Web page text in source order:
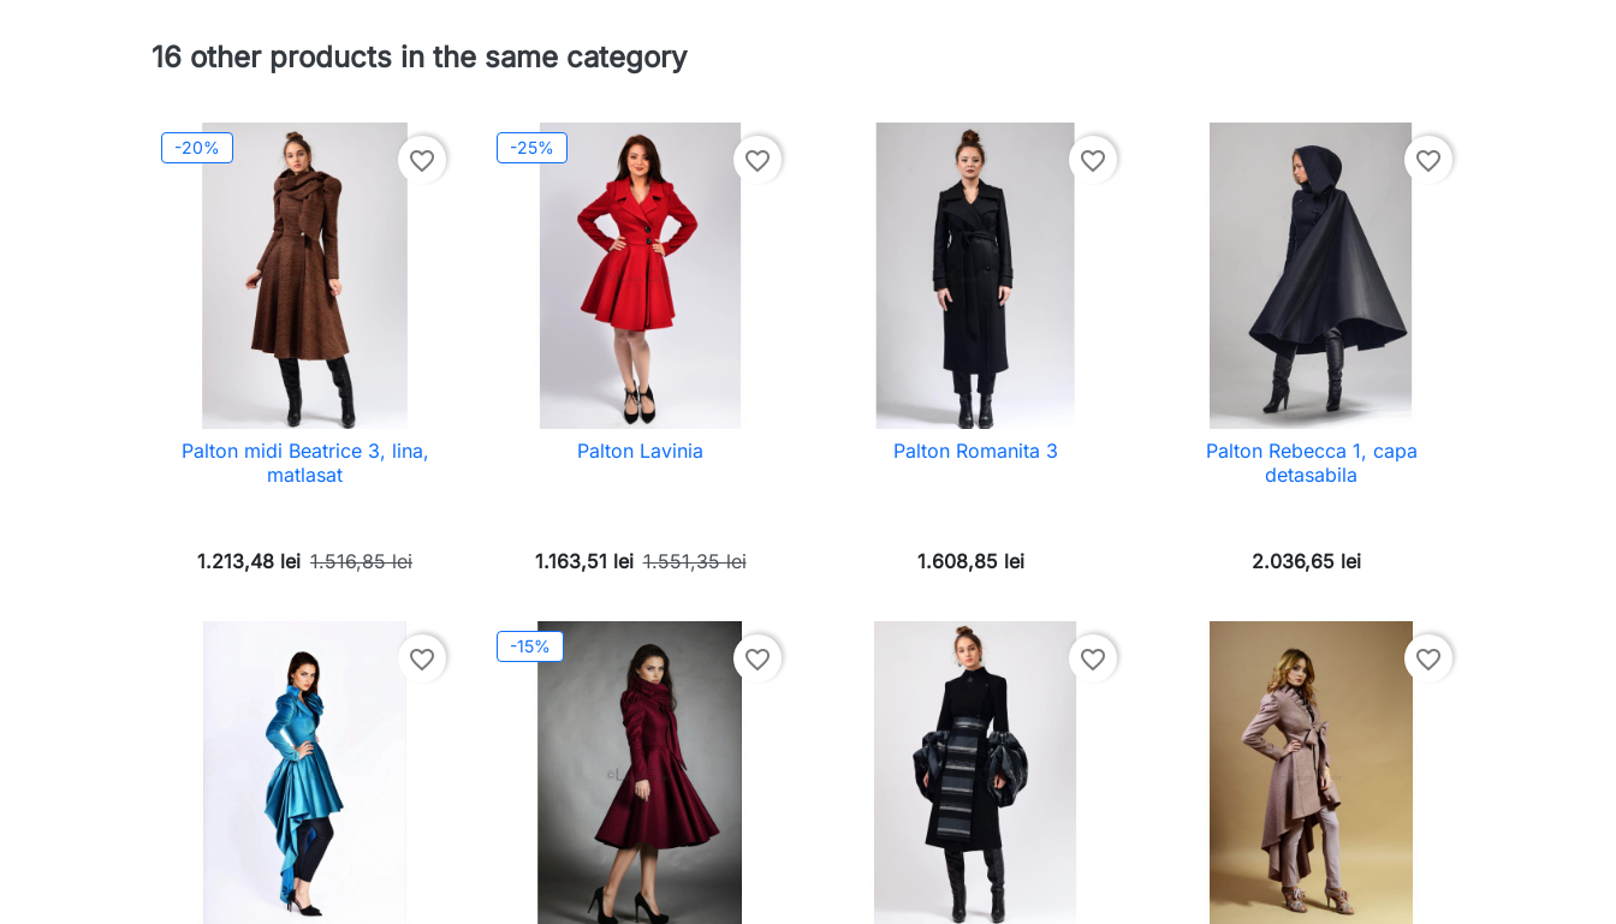
16 other products in the same category
-20% favorite_border
Palton midi Beatrice 3, lina,
matlasat
1.213,48 lei 1.516,85 lei
-25% favorite_border
Palton Lavinia
1.163,51 lei 1.551,35 lei
favorite_border
Palton Romanita 3
1.608,85 lei
favorite_border
Palton Rebecca 1, capa
detasabila
2.036,65 lei
favorite_border -15% favorite_border favorite_border favorite_border